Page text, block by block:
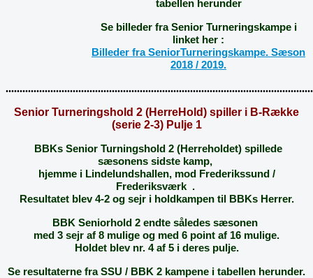
tabellen herunder
Se billeder fra Senior Turneringskampe i
linket her :
Billeder fra SeniorTurneringskampe. Sæson
2018 / 2019.
Senior Turneringshold 2 (HerreHold) spiller i B-Række
(serie 2-3) Pulje 1
BBKs Senior Turningshold 2 (Herreholdet)spillede
sæsonens sidste kamp,
hjemme i Lindelundshallen, mod Frederikssund /
Frederiksværk .
Resultatet blev 4-2 og sejr i holdkampen til BBKs Herrer.
BBK Seniorhold 2 endte således sæsonen
med 3 sejr af 8 mulige og med 6 point af 16 mulige.
Holdet blev nr. 4 af 5 i deres pulje.
Se resultaterne fra SSU / BBK 2 kampene i tabellen herunder.